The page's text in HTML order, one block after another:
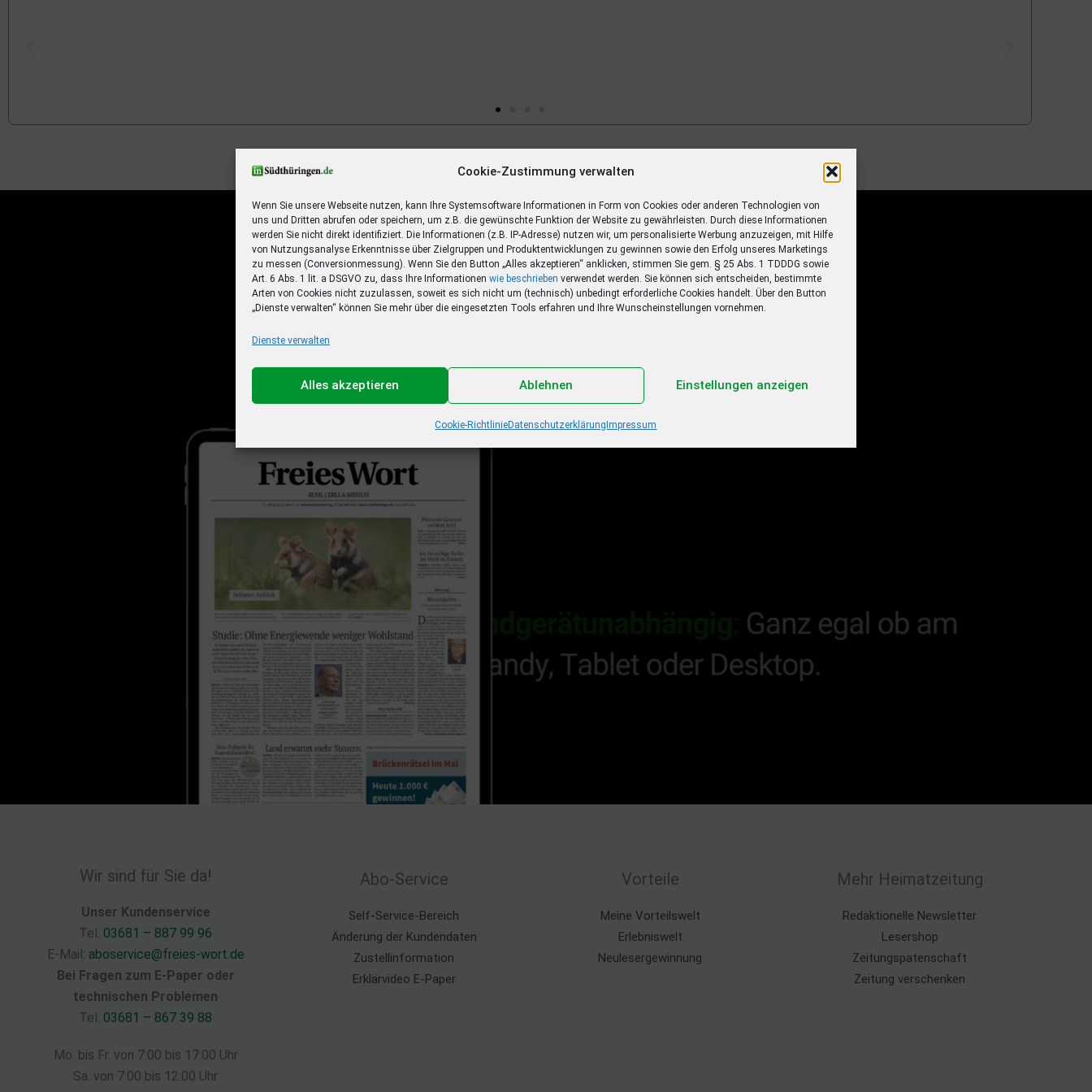
Cookie-Zustimmung verwalten
Wenn Sie unsere Webseite nutzen, kann Ihre Systemsoftware Informationen in Form von Cookies oder anderen Technologien von
uns und Dritten abrufen oder speichern, um z.B. die gewünschte Funktion der Website zu gewährleisten. Durch diese Informationen
werden Sie nicht direkt identifiziert. Die Informationen (z.B. IP-Adresse) nutzen wir, um personalisierte Werbung anzuzeigen, mit Hilfe
von Nutzungsanalyse Erkenntnisse über Zielgruppen und Produktentwicklungen zu gewinnen sowie den Erfolg unseres Marketings
zu messen (Conversionmessung). Wenn Sie den Button „Alles akzeptieren“ anklicken, stimmen Sie gem. § 25 Abs. 1 TDDDG sowie
Art. 6 Abs. 1 lit. a DSGVO zu, dass Ihre Informationen wie beschrieben verwendet werden. Sie können sich entscheiden, bestimmte
Arten von Cookies nicht zuzulassen, soweit es sich nicht um (technisch) unbedingt erforderliche Cookies handelt. Über den Button
„Dienste verwalten“ können Sie mehr über die eingesetzten Tools erfahren und Ihre Wunscheinstellungen vornehmen.
Dienste verwalten
Alles akzeptieren Ablehnen Einstellungen anzeigen
Cookie-RichtlinieDatenschutzerklärungImpressum
Ihr Sommer – Ihr Abo – Ihr Gewinn
Jetzt zum Sonderpreis lesen und eine 3-tägige
Sommerreise gewinnen!
Zum Deal
Wir sind für Sie da!
Unser Kundenservice
Tel. 03681 – 887 99 96
E-Mail: aboservice@freies-wort.de
Bei Fragen zum E-Paper oder
technischen Problemen
Tel. 03681 – 867 39 88
Mo. bis Fr. von 7:00 bis 17:00 Uhr
Sa. von 7:00 bis 12:00 Uhr
Abo-Service
Self-Service-Bereich
Änderung der Kundendaten
Zustellinformation
Erklärvideo E-Paper
Vorteile
Meine Vorteilswelt
Erlebniswelt
Neulesergewinnung
Mehr Heimatzeitung
Redaktionelle Newsletter
Lesershop
Zeitungspatenschaft
Zeitung verschenken